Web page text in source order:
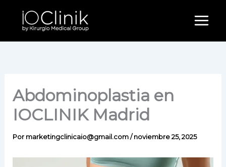
contenido
Abdominoplastia en
IOCLINIK Madrid
Por marketingclinicaio@gmail.com/noviembre 25, 2025